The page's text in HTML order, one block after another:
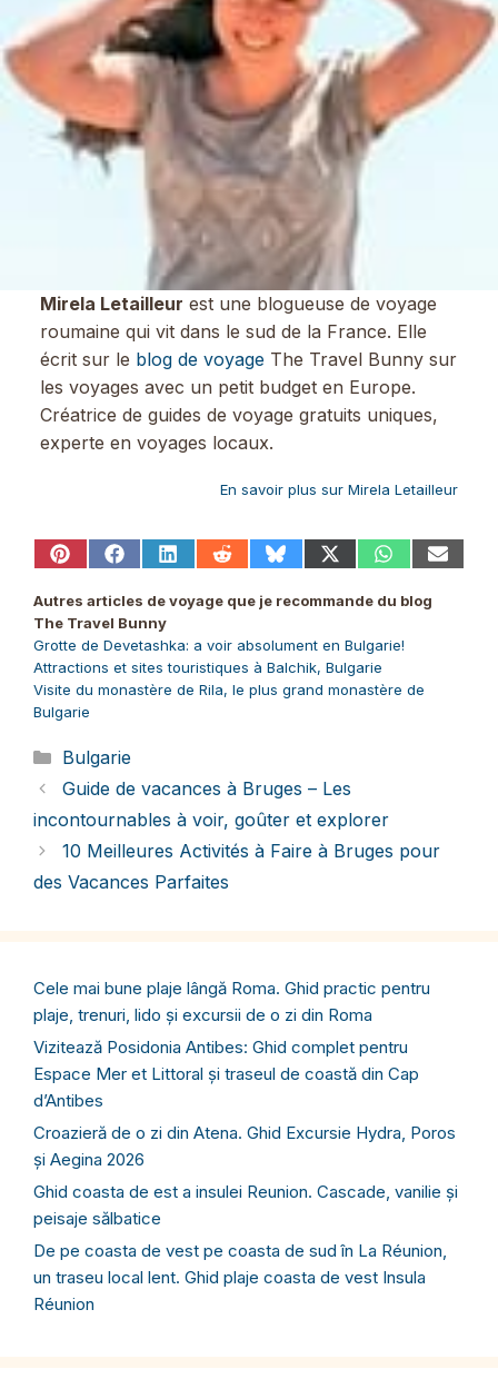
Mirela Letailleur est une blogueuse de voyage
roumaine qui vit dans le sud de la France. Elle
écrit sur le blog de voyageThe Travel Bunny sur
les voyages avec un petit budget en Europe.
Créatrice de guides de voyage gratuits uniques,
experte en voyages locaux.
En savoir plus sur Mirela Letailleur
Share
Pinterest
Share
Facebook
Share
LinkedIn
Share
Reddit
Share
Bluesky
Share
X
(Twitter)
Share
WhatsApp
Share
Autres articles de voyage que je recommande du blog
The Travel Bunny
Grotte de Devetashka: a voir absolument en Bulgarie!
Attractions et sites touristiques à Balchik, Bulgarie
Visite du monastère de Rila, le plus grand monastère de
Bulgarie
Catégories
Bulgarie
Guide de vacances à Bruges – Les
incontournables à voir, goûter et explorer
10 Meilleures Activités à Faire à Bruges pour
des Vacances Parfaites
Cele mai bune plaje lângă Roma. Ghid practic pentru
plaje, trenuri, lido și excursii de o zi din Roma
Vizitează Posidonia Antibes: Ghid complet pentru
Espace Mer et Littoral și traseul de coastă din Cap
d’Antibes
Croazieră de o zi din Atena. Ghid Excursie Hydra, Poros
și Aegina 2026
Ghid coasta de est a insulei Reunion. Cascade, vanilie și
peisaje sălbatice
De pe coasta de vest pe coasta de sud în La Réunion,
un traseu local lent. Ghid plaje coasta de vest Insula
Réunion